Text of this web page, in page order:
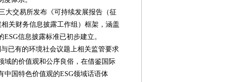
大交易所发布《可持续发展报告（征
关财务信息披露工作组）框架，涵盖
信息披露标准已初步建立。
已有的环境社会议题上相关监管要求
域的价值观和公序良俗，在借鉴国际
中国特色价值观的ESG领域话语体